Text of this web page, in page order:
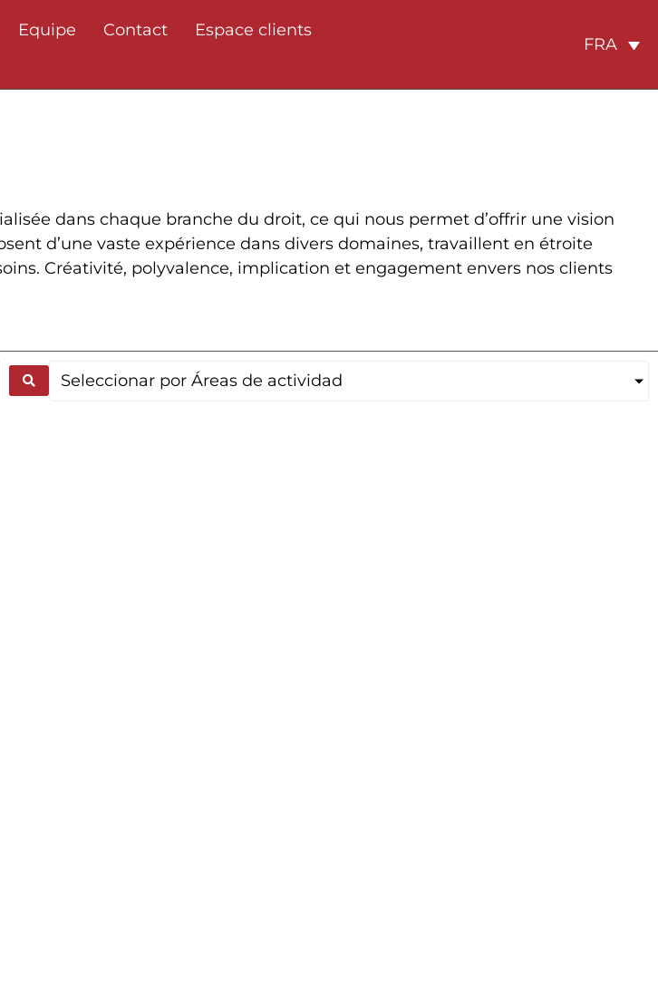
Equipe Contact Espace clients
FRA
dans chaque branche du droit, ce qui nous permet d’offrir une vision
d’une vaste expérience dans divers domaines, travaillent en étroite
Créativité, polyvalence, implication et engagement envers nos clients
Seleccionar por Áreas de actividad